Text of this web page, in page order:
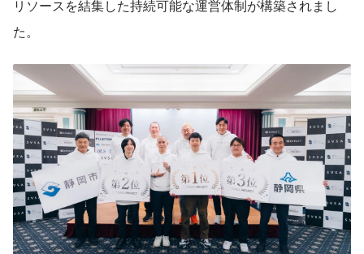
リソースを結集した持続可能な運営体制が構築されまし
た。